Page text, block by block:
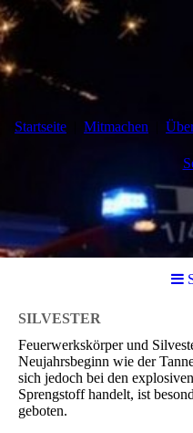
Startseite Mitmachen
SILVESTER
Feuerwerkskörper und
Neujahrsbeginn wie der
sich jedoch bei den
Sprengstoff handelt, ist
geboten.